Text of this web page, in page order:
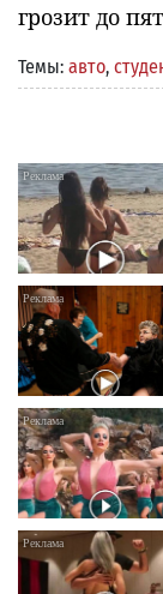
грозит до
Темы: авто,